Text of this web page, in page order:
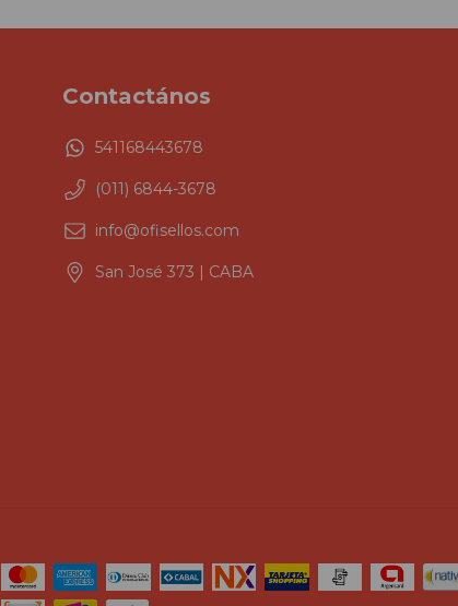
Contactános
541168443678
(011) 6844-3678
info@ofisellos.com
San José 373 | CABA